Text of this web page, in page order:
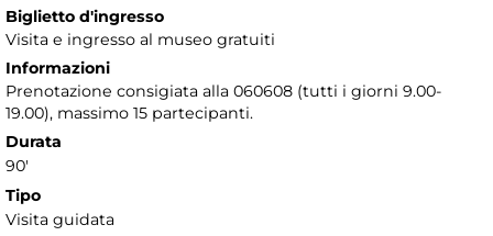
Biglietto d'ingresso
Visita e ingresso al museo gratuiti
Informazioni
Prenotazione consigiata alla 060608 (tutti i giorni 9.00-
19.00), massimo 15 partecipanti.
Durata
90'
Tipo
Visita guidata